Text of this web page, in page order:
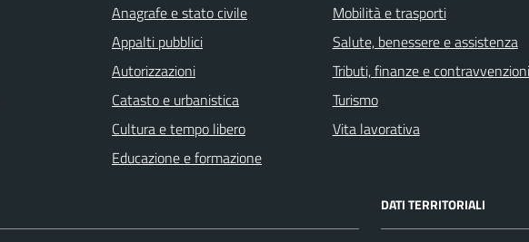
Anagrafe e stato civile
Appalti pubblici
Autorizzazioni
Catasto e urbanistica
Cultura e tempo libero
Educazione e formazione
Mobilità e trasporti
Salute, benessere e assistenza
Tributi, finanze e contravvenzioni
Turismo
Vita lavorativa
DATI TERRITORIALI